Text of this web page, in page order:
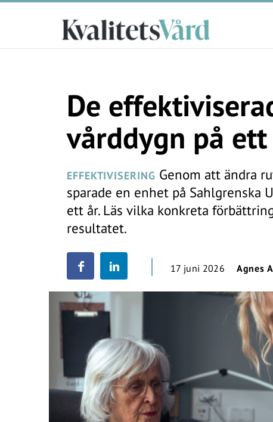
De
vårddygn på
EFFEKTIVISERING Genom att ändra
sparade en enhet på Sahlgrenska
ett år. Läs vilka konkreta
resultatet.
17 juni 2026 Agnes